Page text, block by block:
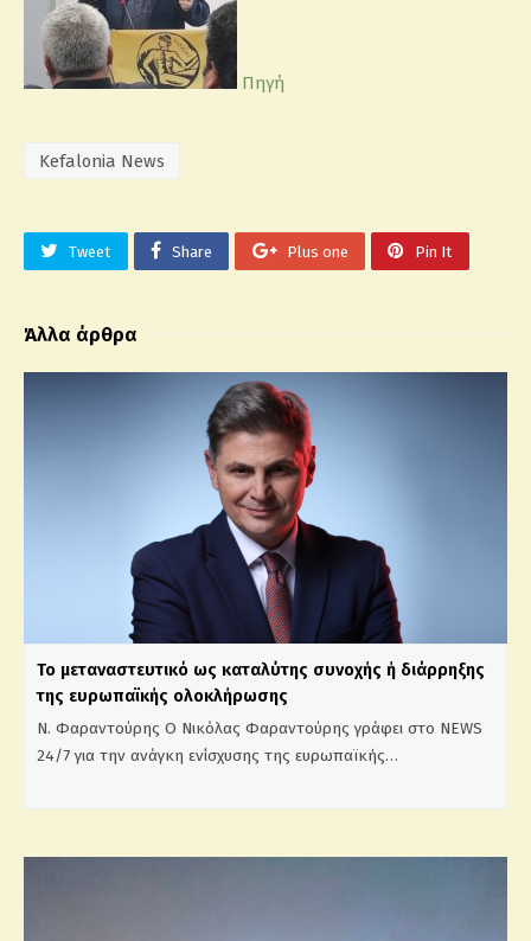
Πηγή
Kefalonia News
Tweet Share Plus one Pin It
Άλλα άρθρα
Το μεταναστευτικό ως καταλύτης συνοχής ή διάρρηξης
της ευρωπαϊκής ολοκλήρωσης
N. Φαραντούρης Ο Νικόλας Φαραντούρης γράφει στο NEWS
24/7 για την ανάγκη ενίσχυσης της ευρωπαϊκής…